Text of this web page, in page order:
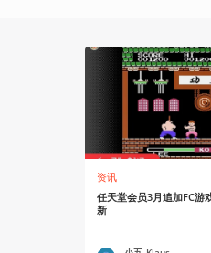
资讯
任天堂会员3月追加FC游
新